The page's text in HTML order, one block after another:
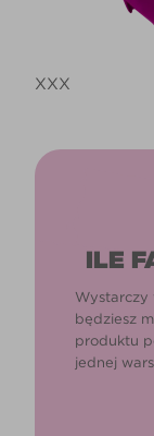
XXX
ILE
Wystarczy
będziesz
produktu
jednej